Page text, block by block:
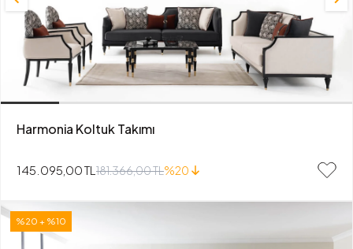
Harmonia Koltuk Takımı
145.095,00 TL 181.366,00 TL%20
%20 + %10